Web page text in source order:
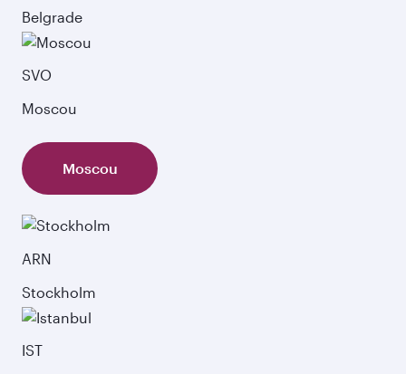
Belgrade
SVO
Moscou
Moscou
ARN
Stockholm
IST